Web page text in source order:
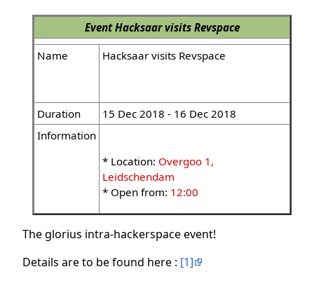
EventHacksaar visits Revspace
Name
Hacksaar visits Revspace
Duration
15 Dec 2018 - 16 Dec 2018
Information
* Location: Overgoo 1,
Leidschendam
* Open from: 12:00
The glorius intra-hackerspace event!
Details are to be found here : [1]